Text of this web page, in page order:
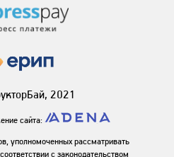
2021
сайта:
уполномоченных рассматривать
с законодательством